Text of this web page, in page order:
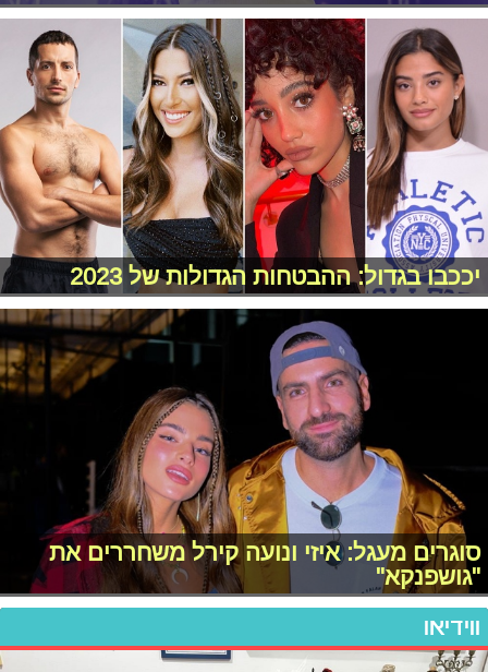
יככבו בגדול: ההבטחות הגדולות של 2023
סוגרים מעגל: איזי ונועה קירל משחררים את
"גושפנקא"
ווידיאו